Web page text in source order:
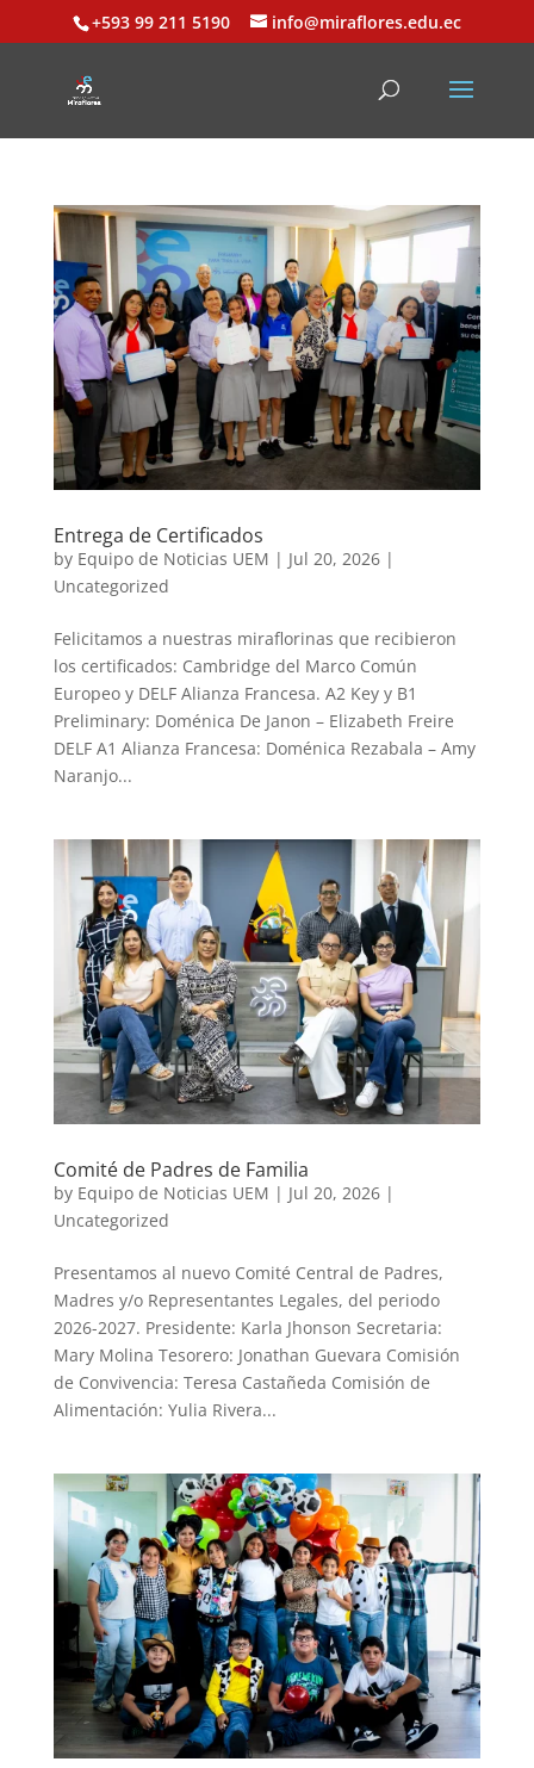
+593 99 211 5190 info@miraflores.edu.ec
Entrega de Certificados
by Equipo de Noticias UEM | Jul 20, 2026|
Uncategorized
Felicitamos a nuestras miraflorinas que recibieron
los certificados: Cambridge del Marco Común
Europeo y DELF Alianza Francesa. A2 Key y B1
Preliminary: Doménica De Janon – Elizabeth Freire
DELF A1 Alianza Francesa: Doménica Rezabala – Amy
Naranjo...
Comité de Padres de Familia
by Equipo de Noticias UEM | Jul 20, 2026|
Uncategorized
Presentamos al nuevo Comité Central de Padres,
Madres y/o Representantes Legales, del periodo
2026-2027. Presidente: Karla Jhonson Secretaria:
Mary Molina Tesorero: Jonathan Guevara Comisión
de Convivencia: Teresa Castañeda Comisión de
Alimentación: Yulia Rivera...